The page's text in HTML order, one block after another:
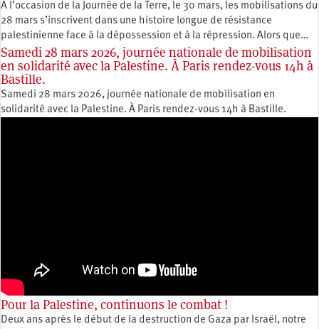
À l’occasion de la Journée de la Terre, le 30 mars, les mobilisations du
28 mars s’inscrivent dans une histoire longue de résistance
palestinienne face à la dépossession et à la répression. Alors que…
Samedi 28 mars 2026, journée nationale de mobilisation
en solidarité avec la Palestine. À Paris rendez-vous 14h à
Bastille.
Samedi 28 mars 2026, journée nationale de mobilisation en
solidarité avec la Palestine. À Paris rendez-vous 14h à Bastille.
Pour la Palestine, continuons le combat !
Deux ans après le début de la destruction de Gaza par Israël, notre